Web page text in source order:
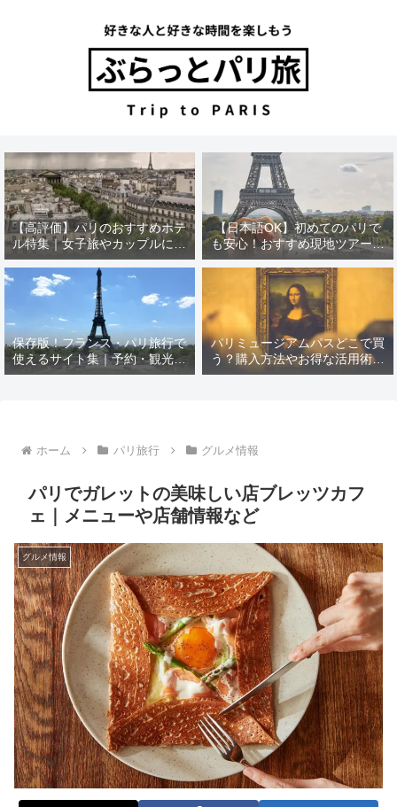
【高評価】パリのおすすめホテ
ル特集｜女子旅やカップルにぴ
ったり！
【日本語OK】初めてのパリで
も安心！おすすめ現地ツアー特
集【12選】
保存版！フランス・パリ旅行で
使えるサイト集｜予約・観光・
現地情報
パリミュージアムパスどこで買
う？購入方法やお得な活用術を
徹底解説
ホーム パリ旅行 グルメ情報
パリでガレットの美味しい店ブレッツカフ
ェ｜メニューや店舗情報など
グルメ情報